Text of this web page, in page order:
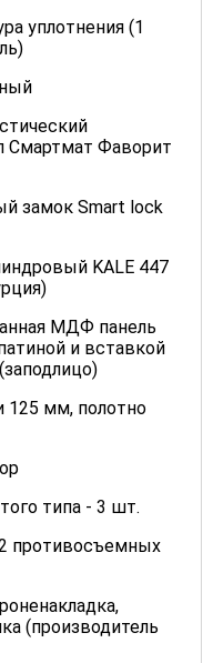
уплотнения (1
Смартмат Фаворит
замок Smart lock
KALE 447
МДФ панель
и вставкой
125 мм, полотно
типа - 3 шт.
противосъемных
(производитель